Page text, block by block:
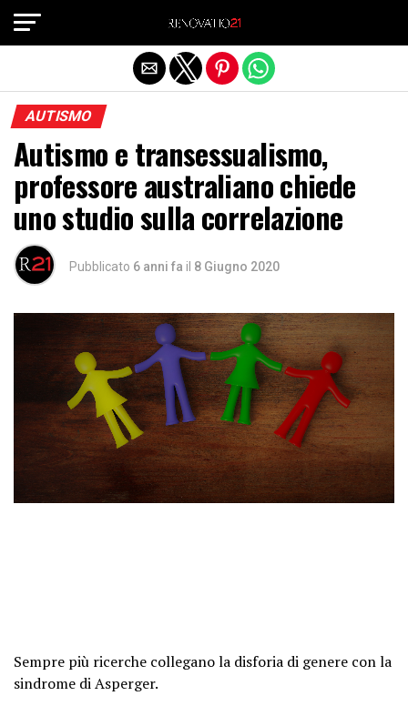
AUTISMO
Autismo e transessualismo,
professore australiano chiede
uno studio sulla correlazione
Pubblicato 6 anni fa il 8 Giugno 2020
Sempre più ricerche collegano la disforia di genere con la
sindrome di Asperger.
Exit mobile version